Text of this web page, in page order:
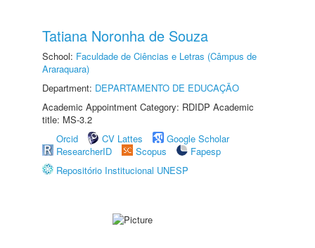
Tatiana Noronha de Souza
School: Faculdade de Ciências e Letras (Câmpus de
Araraquara)
Department: DEPARTAMENTO DE EDUCAÇÃO
Academic Appointment Category: RDIDP Academic
title: MS-3.2
Orcid
CV Lattes
Google Scholar
ResearcherID
Scopus
Fapesp
Repositório Institucional UNESP